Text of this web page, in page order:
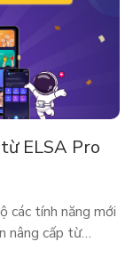
ELSA Pro
các tính năng mới
nâng cấp từ